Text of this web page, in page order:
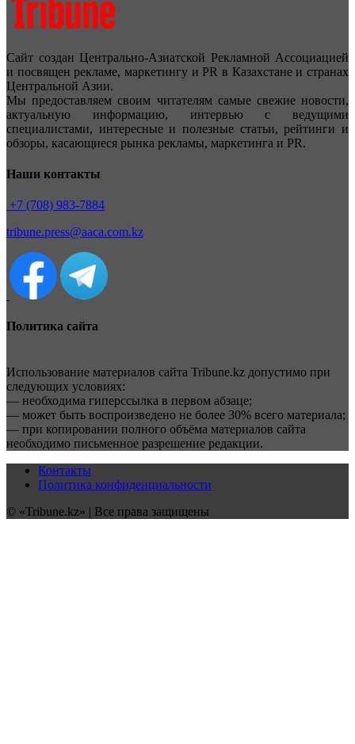
Сайт создан Центрально-Азиатской Рекламной Ассоциацией
и посвящен рекламе, маркетингу и PR в Казахстане и странах
Центральной Азии.
Мы предоставляем своим читателям самые свежие новости,
актуальную информацию, интервью с ведущими
специалистами, интересные и полезные статьи, рейтинги и
обзоры, касающиеся рынка рекламы, маркетинга и PR.
Наши контакты
+7 (708) 983-7884
tribune.press@aaca.com.kz
Политика сайта
Использование материалов сайта Tribune.kz допустимо при
следующих условиях:
— необходима гиперссылка в первом абзаце;
— может быть воспроизведено не более 30% всего материала;
— при копировании полного объёма материалов сайта
необходимо письменное разрешение редакции.
Контакты
Политика конфиденциальности
© «Tribune.kz» | Все права защищены